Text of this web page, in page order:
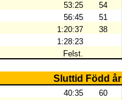
53:25
54
56:45
51
1:20:37
38
1:28:23
Felst.
Sluttid Född år
40:35
60